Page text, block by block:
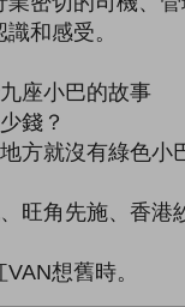
和感受。
座小巴的故事
錢？
方就沒有綠色小
旺角先施、香港
想舊時。